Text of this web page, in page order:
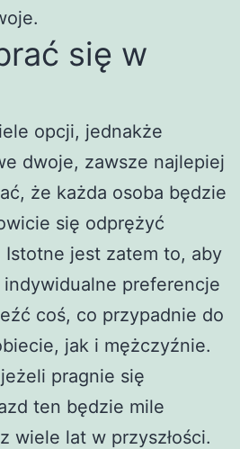
się w
opcji, jednakże
dwoje, zawsze najlepiej
że każda osoba będzie
się odprężyć
Istotne jest zatem to, aby
preferencje
coś, co przypadnie do
jak i mężczyźnie.
pragnie się
ten będzie mile
wiele lat w przyszłości.